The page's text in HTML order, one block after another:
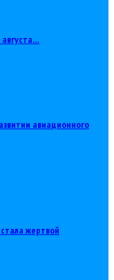
авиационного
жертвой